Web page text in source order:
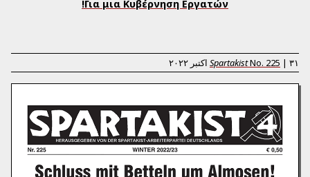
Για μια Κυβέρνηση Εργατών!
SpartakistNo. 225 | ۳۱ اکتبر ۲۰۲۲